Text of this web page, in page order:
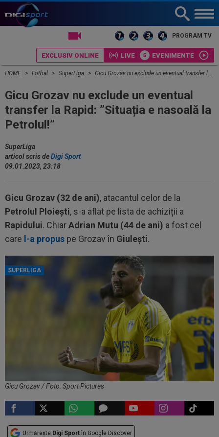
PROGRAM TV
EXCLUSIV ONLINE LIVE EVENIMENTE
HOME Fotbal SuperLiga Gicu Grozav nu exclude un eventual transfer la Rapid: ”Situația e nasoală la Petrolul!”
Gicu Grozav nu exclude un eventual
transfer la Rapid: ”Situația e nasoală la
Petrolul!”
SuperLiga
articol scris deDigi Sport
09.01.2023, 23:18
Gicu Grozav (32 de ani), atacantul celor de la
Petrolul Ploiești, s-a aflat pe lista de achiziții a
Rapidului. ChiarAdrian Mutu (44 de ani) a fost cel
care l-a propus pe Grozav în Giulești.
SUPERLIGA
Gicu Grozav / Foto: Sport Pictures
Urmărește Digi Sport în Google Discover